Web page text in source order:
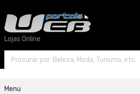
Lojas Online
Menu